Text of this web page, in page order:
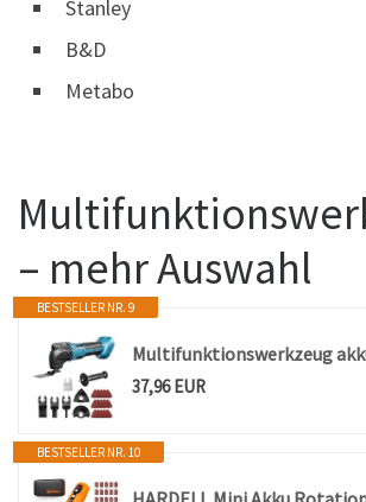
Stanley
B&D
Metabo
– mehr Auswahl
BESTSELLER NR. 9
37,96 EUR
BESTSELLER NR. 10